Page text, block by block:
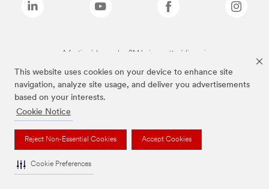
This website uses cookies on your device to enhance site
navigation, analyze site usage, and deliver you advertisements
based on your interests.
Cookie Notice
Reject Non-Essential Cookies Accept Cookies
Cookie Preferences
A fenti márkanevek a 3M bejegyzett védjegyei.